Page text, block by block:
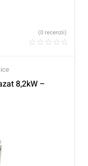
(0 recenzii)
8,2kW –